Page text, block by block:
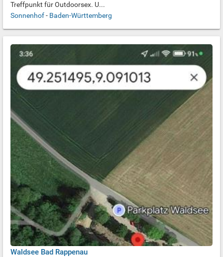
Treffpunkt für Outdoorsex. U...
Sonnenhof- Baden-Württemberg
Waldsee Bad Rappenau